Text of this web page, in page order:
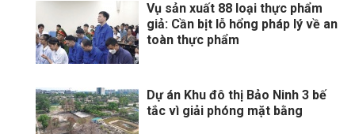
Vụ sản xuất 88 loại thực phẩm
giả: Cần bịt lỗ hổng pháp lý về an
toàn thực phẩm
Dự án Khu đô thị Bảo Ninh 3 bế
tắc vì giải phóng mặt bằng